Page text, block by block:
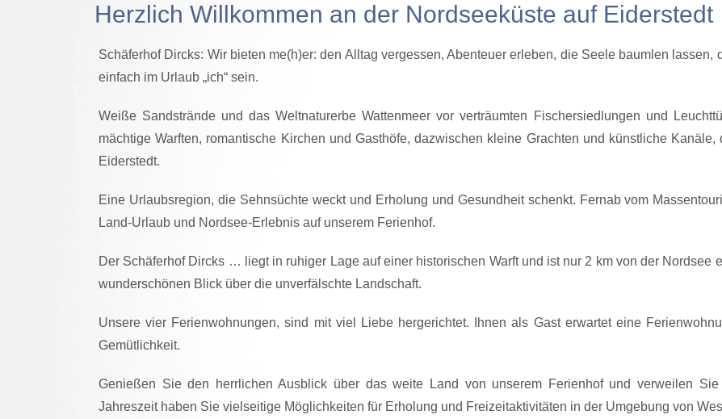
Herzlich Willkommen an der Nordseeküste auf Eiderstedt
Schäferhof Dircks: Wir bieten me(h)er: den Alltag vergessen, Abenteuer erleben, die Seele baumlen
einfach im Urlaub „ich“ sein.
Weiße Sandstrände und das Weltnaturerbe Wattenmeer vor verträumten Fischersiedlungen und
mächtige Warften, romantische Kirchen und Gasthöfe, dazwischen kleine Grachten und künstliche
Eiderstedt.
Eine Urlaubsregion, die Sehnsüchte weckt und Erholung und Gesundheit schenkt. Fernab vom
Land-Urlaub und Nordsee-Erlebnis auf unserem Ferienhof.
Der Schäferhof Dircks … liegt in ruhiger Lage auf einer historischen Warft und ist nur 2 km von der Nordsee
wunderschönen Blick über die unverfälschte Landschaft.
Unsere vier Ferienwohnungen, sind mit viel Liebe hergerichtet. Ihnen als Gast erwartet eine
Gemütlichkeit.
Genießen Sie den herrlichen Ausblick über das weite Land von unserem Ferienhof und verweilen
Jahreszeit haben Sie vielseitige Möglichkeiten für Erholung und Freizeitaktivitäten in der Umgebung von